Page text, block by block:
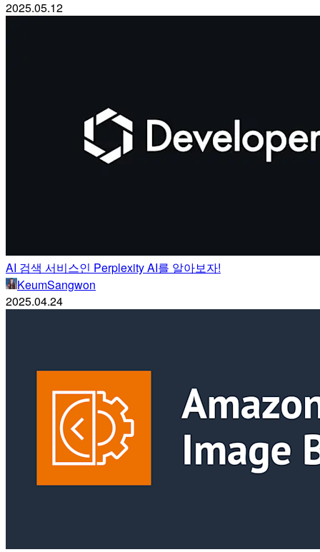
2025.05.12
AI 검색 서비스인 Perplexity AI를 알아보자!
KeumSangwon
2025.04.24